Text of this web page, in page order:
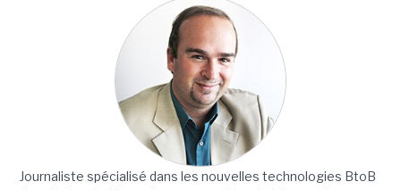
Journaliste spécialisé dans les nouvelles technologies BtoB